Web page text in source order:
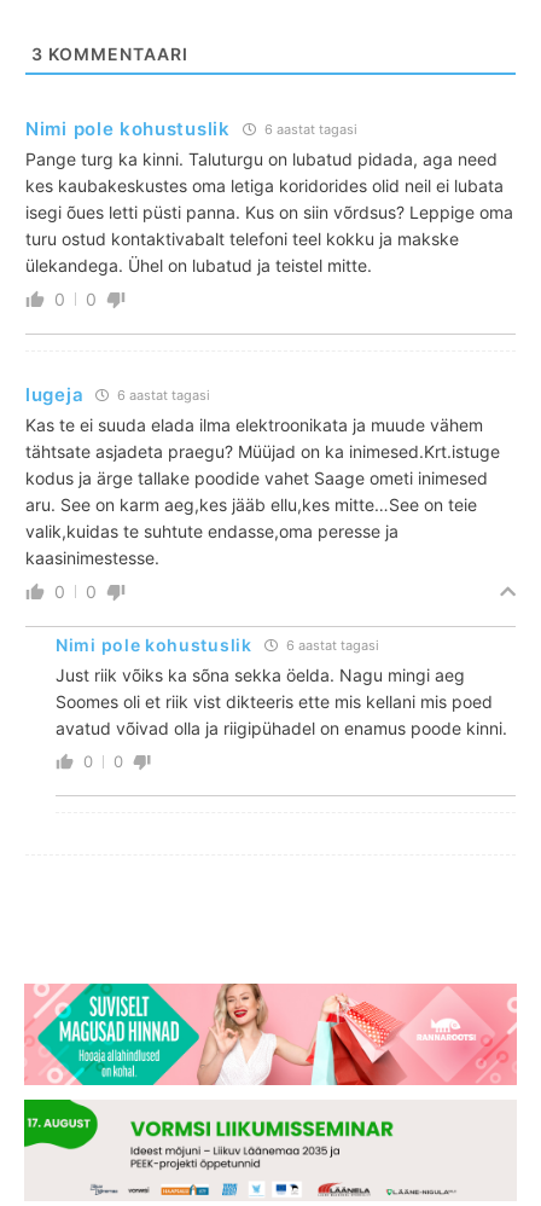
3 KOMMENTAARI
Nimi pole kohustuslik 6 aastat tagasi
Pange turg ka kinni. Taluturgu on lubatud pidada, aga need
kes kaubakeskustes oma letiga koridorides olid neil ei lubata
isegi õues letti püsti panna. Kus on siin võrdsus? Leppige oma
turu ostud kontaktivabalt telefoni teel kokku ja makske
ülekandega. Ühel on lubatud ja teistel mitte.
0
0
lugeja 6 aastat tagasi
Kas te ei suuda elada ilma elektroonikata ja muude vähem
tähtsate asjadeta praegu? Müüjad on ka inimesed.Krt.istuge
kodus ja ärge tallake poodide vahet Saage ometi inimesed
aru. See on karm aeg,kes jääb ellu,kes mitte…See on teie
valik,kuidas te suhtute endasse,oma peresse ja
kaasinimestesse.
0
0
Nimi pole kohustuslik 6 aastat tagasi
Just riik võiks ka sõna sekka öelda. Nagu mingi aeg
Soomes oli et riik vist dikteeris ette mis kellani mis poed
avatud võivad olla ja riigipühadel on enamus poode kinni.
0 0